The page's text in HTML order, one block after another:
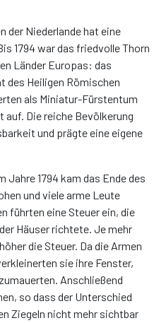
der Niederlande hat eine
1794 war das friedvolle Thorn
Länder Europas: das
des Heiligen Römischen
als Miniatur-Fürstentum
auf. Die reiche Bevölkerung
und prägte eine eigene
Jahre 1794 kam das Ende des
und viele arme Leute
führten eine Steuer ein, die
Häuser richtete. Je mehr
die Steuer. Da die Armen
sie ihre Fenster,
Anschließend
so dass der Unterschied
Ziegeln nicht mehr sichtbar